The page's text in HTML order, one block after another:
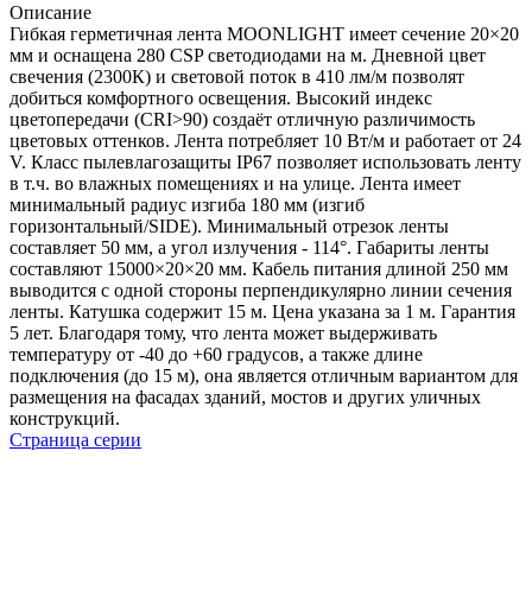
Описание
Гибкая герметичная лента MOONLIGHT имеет сечение 20×20
мм и оснащена 280 CSP светодиодами на м. Дневной цвет
свечения (2300К) и световой поток в 410 лм/м позволят
добиться комфортного освещения. Высокий индекс
цветопередачи (CRI>90) создаёт отличную различимость
цветовых оттенков. Лента потребляет 10 Вт/м и работает от 24
V. Класс пылевлагозащиты IP67 позволяет использовать ленту
в т.ч. во влажных помещениях и на улице. Лента имеет
минимальный радиус изгиба 180 мм (изгиб
горизонтальный/SIDE). Минимальный отрезок ленты
составляет 50 мм, а угол излучения - 114°. Габариты ленты
составляют 15000×20×20 мм. Кабель питания длиной 250 мм
выводится с одной стороны перпендикулярно линии сечения
ленты. Катушка содержит 15 м. Цена указана за 1 м. Гарантия
5 лет. Благодаря тому, что лента может выдерживать
температуру от -40 до +60 градусов, а также длине
подключения (до 15 м), она является отличным вариантом для
размещения на фасадах зданий, мостов и других уличных
конструкций.
Страница серии